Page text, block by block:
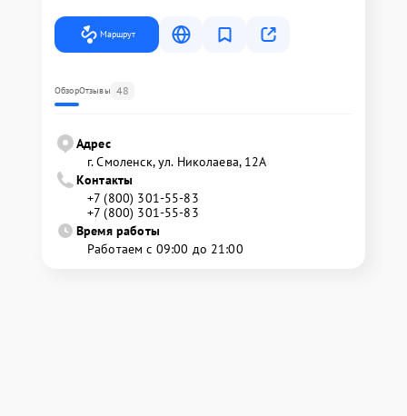
Маршрут
ОбзорОтзывы 48
Адрес
г. Смоленск, ул. Николаева, 12А
Контакты
+7 (800) 301-55-83
+7 (800) 301-55-83
Время работы
Работаем с 09:00 до 21:00